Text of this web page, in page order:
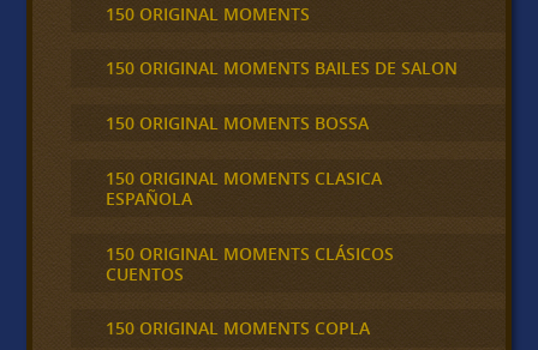
150 ORIGINAL MOMENTS
150 ORIGINAL MOMENTS BAILES DE SALON
150 ORIGINAL MOMENTS BOSSA
150 ORIGINAL MOMENTS CLASICA
ESPAÑOLA
150 ORIGINAL MOMENTS CLÁSICOS
CUENTOS
150 ORIGINAL MOMENTS COPLA